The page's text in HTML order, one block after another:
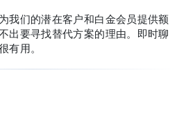
我们的潜在客户和白金会员提供额
出要寻找替代方案的理由。即时聊
有用。